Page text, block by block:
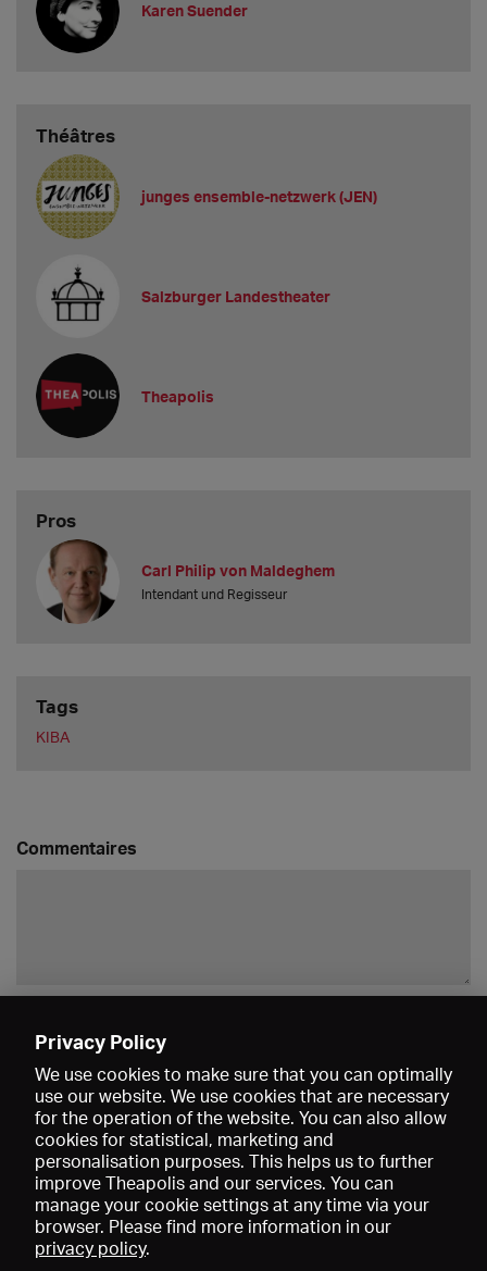
Karen Suender
Théâtres
junges ensemble-netzwerk (JEN)
Salzburger Landestheater
Theapolis
Pros
Carl Philip von Maldeghem
Intendant und Regisseur
Tags
KIBA
Commentaires
Privacy Policy
We use cookies to make sure that you can optimally
use our website. We use cookies that are necessary
for the operation of the website. You can also allow
cookies for statistical, marketing and
personalisation purposes. This helps us to further
improve Theapolis and our services. You can
manage your cookie settings at any time via your
browser. Please find more information in our
privacy policy.